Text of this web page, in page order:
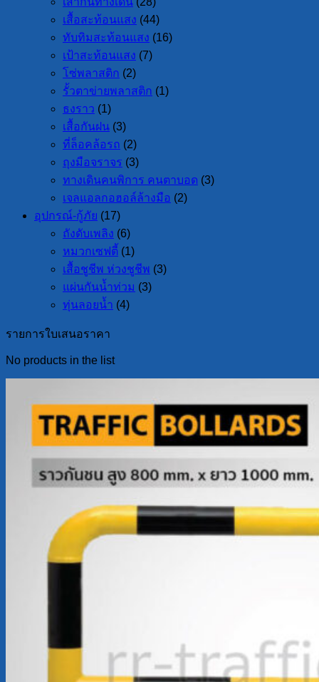
เสื้อสะท้อนแสง (44)
ทับทิมสะท้อนแสง (16)
เป้าสะท้อนแสง (7)
โซ่พลาสติก (2)
รั้วตาข่ายพลาสติก (1)
ธงราว (1)
เสื้อกันฝน (3)
ที่ล็อคล้อรถ (2)
ถุงมือจราจร (3)
ทางเดินคนพิการ คนตาบอด (3)
เจลแอลกอฮอล์ล้างมือ (2)
อุปกรณ์-กู้ภัย (17)
ถังดับเพลิง (6)
หมวกเซฟตี้ (1)
เสื้อชูชีพ ห่วงชูชีพ (3)
แผ่นกันน้ำท่วม (3)
ทุ่นลอยน้ำ (4)
รายการใบเสนอราคา
No products in the list